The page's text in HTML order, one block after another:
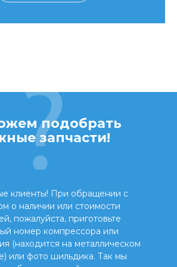
подобрать
запчасти!
клиенты! При обращении с
о наличии или стоимости
пожалуйста, приготовьте
номер компрессора или
(находится на металлическом
или фото шильдика. Так мы